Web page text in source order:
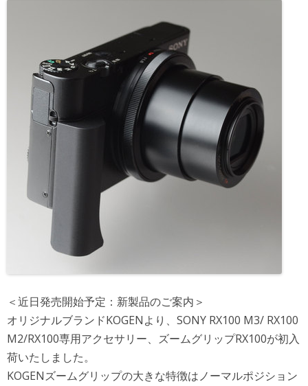
＜近日発売開始予定：新製品のご案内＞
オリジナルブランドKOGENより、SONY RX100 M3/ RX100
M2/RX100専用アクセサリー、ズームグリップRX100が初入
荷いたしました。
KOGENズームグリップの大きな特徴はノーマルポジション